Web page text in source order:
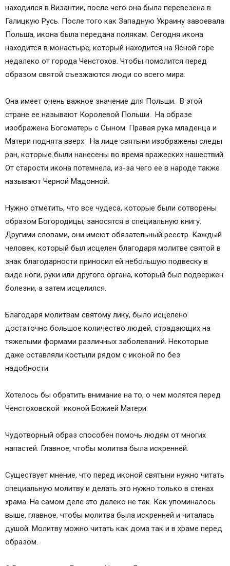
находился в Византии, после чего она была перевезена в
Галицкую Русь. После того как Западную Украину завоевала
Польша, икона была передана полякам. Сегодня икона
находится в монастыре, который находится на Ясной горе
недалеко от города Ченстохов. Чтобы помолится перед
образом святой съезжаются люди со всего мира.
Она имеет очень важное значение для Польши. В этой
стране ее называют Королевой Польши. На образе
изображена Богоматерь с Сыном. Правая рука младенца и
Матери поднята вверх. На лице святыни изображены следы
ран, которые были нанесены во время вражеских нашествий.
От старости икона потемнела, из-за чего ее в народе также
называют Черной Мадонной.
Нужно отметить, что все чудеса, которые были сотворены
образом Богородицы, заносятся в специальную книгу.
Другими словами, они имеют обязательный реестр. Каждый
человек, который был исцелен благодаря молитве святой в
знак благодарности приносил ей небольшую подвеску в
виде ноги, руки или другого органа, который был подвержен
болезни, а затем исцелился.
Благодаря молитвам святому лику, было исцелено
достаточно большое количество людей, страдающих на
тяжелыми формами различных заболеваний. Некоторые
даже оставляли костыли рядом с иконой по без
надобности.
Хотелось бы обратить внимание на то, о чем молятся перед
Ченстоховской иконой Божией Матери:
Чудотворный образ способен помочь людям от многих
напастей. Главное, чтобы молитва была искренней.
Существует мнение, что перед иконой святыни нужно читать
специальную молитву и делать это нужно только в стенах
храма. На самом деле это далеко не так. Как упоминалось
выше, главное, чтобы молитва была искренней и читалась
душой. Молитву можно читать как дома так и в храме перед
образом.